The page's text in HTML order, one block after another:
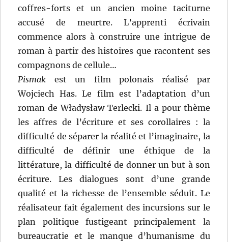
coffres-forts et un ancien moine taciturne
accusé de meurtre. L’apprenti écrivain
commence alors à construire une intrigue de
roman à partir des histoires que racontent ses
compagnons de cellule…
Pismak est un film polonais réalisé par
Wojciech Has. Le film est l’adaptation d’un
roman de Władysław Terlecki. Il a pour thème
les affres de l’écriture et ses corollaires : la
difficulté de séparer la réalité et l’imaginaire, la
difficulté de définir une éthique de la
littérature, la difficulté de donner un but à son
écriture. Les dialogues sont d’une grande
qualité et la richesse de l’ensemble séduit. Le
réalisateur fait également des incursions sur le
plan politique fustigeant principalement la
bureaucratie et le manque d’humanisme du